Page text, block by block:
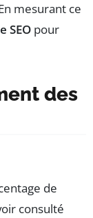
mesurant ce
SEO pour
des
de
consulté